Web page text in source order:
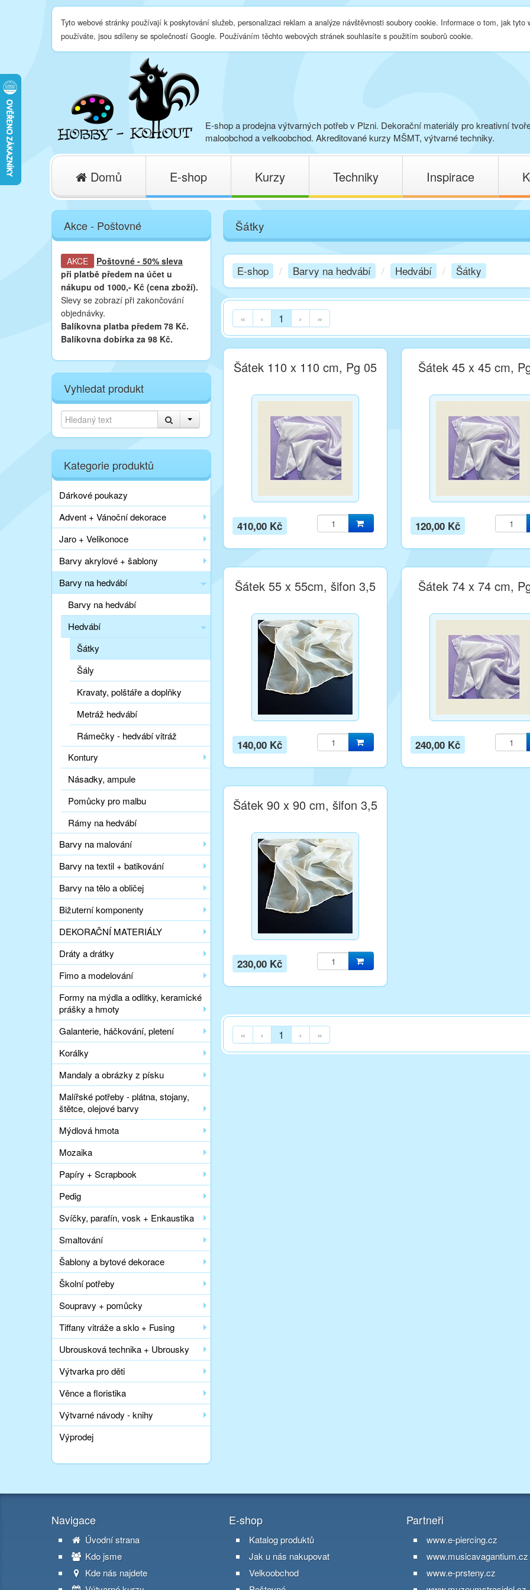
Tyto webové stránky používají k poskytování služeb, personalizaci reklam a analýze návštěvnosti soubory cookie. Informace o tom, jak tyto
používáte, jsou sdíleny se společností Google. Používáním těchto webových stránek souhlasíte s použitím souborů cookie.
E-shop a prodejna výtvarných potřeb v Plzni. Dekorační materiály pro kreativní
maloobchod a velkoobchod. Akreditované kurzy MŠMT, výtvarné techniky.
Domů E-shop Kurzy Techniky Inspirace
Akce - Poštovné
AKCE Poštovné - 50% sleva
při platbě předem na účet u
nákupu od 1000,- Kč (cena zboží).
Slevy se zobrazí při zakončování
objednávky.
Balíkovna platba předem 78 Kč.
Balíkovna dobírka za 98 Kč.
Vyhledat produkt
Kategorie produktů
Dárkové poukazy
Advent + Vánoční dekorace
Jaro + Velikonoce
Barvy akrylové + šablony
Barvy na hedvábí
Barvy na hedvábí
Hedvábí
Šátky
Šály
Kravaty, polštáře a doplňky
Metráž hedvábí
Rámečky - hedvábí vitráž
Kontury
Násadky, ampule
Pomůcky pro malbu
Rámy na hedvábí
Barvy na malování
Barvy na textil + batikování
Barvy na tělo a obličej
Bižuterní komponenty
DEKORAČNÍ MATERIÁLY
Dráty a drátky
Fimo a modelování
Formy na mýdla a odlitky, keramické
prášky a hmoty
Galanterie, háčkování, pletení
Korálky
Mandaly a obrázky z písku
Malířské potřeby - plátna, stojany,
štětce, olejové barvy
Mýdlová hmota
Mozaika
Papíry + Scrapbook
Pedig
Svíčky, parafín, vosk + Enkaustika
Smaltování
Šablony a bytové dekorace
Školní potřeby
Soupravy + pomůcky
Tiffany vitráže a sklo + Fusing
Ubrousková technika + Ubrousky
Výtvarka pro děti
Věnce a floristika
Výtvarné návody - knihy
Výprodej
Šátky
E-shop / Barvy na hedvábí / Hedvábí / Šátky
« ‹ 1 › »
Šátek 110 x 110 cm, Pg 05
410,00 Kč
Šátek 45 x 45 cm,
120,00 Kč
Šátek 55 x 55cm, šifon 3,5
140,00 Kč
Šátek 74 x 74 cm,
240,00 Kč
Šátek 90 x 90 cm, šifon 3,5
230,00 Kč
« ‹ 1 › »
Navigace
Úvodní strana
Kdo jsme
Kde nás najdete
E-shop
Katalog produktů
Jak u nás nakupovat
Velkoobchod
Partneři
www.e-piercing.cz
www.musicavagantium.cz
www.e-prsteny.cz